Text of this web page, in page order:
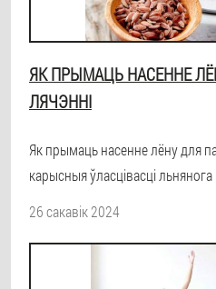
ЯК ПРЫМАЦЬ НАСЕННЕ
ЛЯЧЭННІ
Як прымаць насенне лёну для
карысныя ўласцівасці
26 сакавік 2024